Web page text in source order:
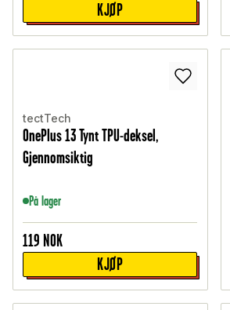
KJØP
tectTech
OnePlus 13 Tynt TPU-deksel,
Gjennomsiktig
På lager
119 NOK
KJØP